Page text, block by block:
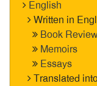
English
Written in
Book
Memoirs
Essays
Translated